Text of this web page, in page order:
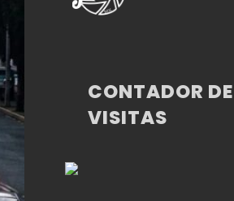
CONTADOR DE
VISITAS